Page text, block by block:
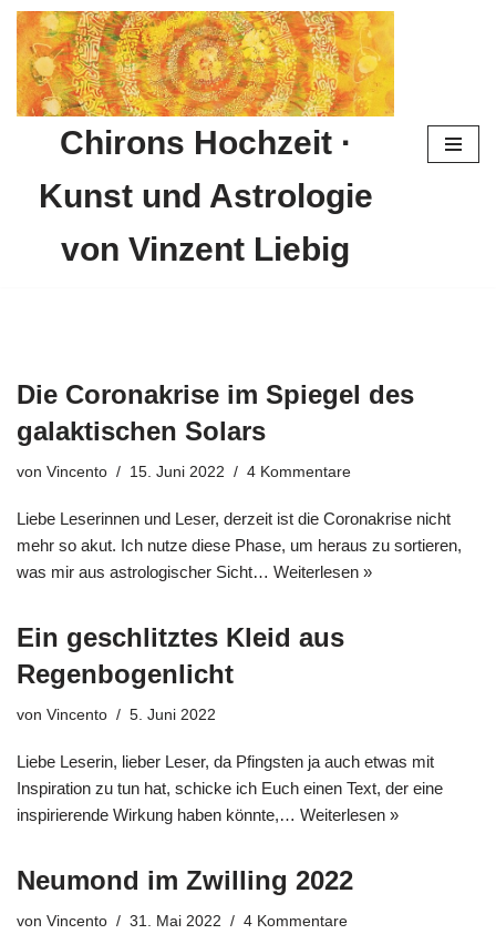
Zum
Inhalt
springen
Chirons Hochzeit ·
Kunst und Astrologie
von Vinzent Liebig
Die Coronakrise im Spiegel des
galaktischen Solars
von Vincento 15. Juni 2022 4 Kommentare
Liebe Leserinnen und Leser, derzeit ist die Coronakrise nicht
mehr so akut. Ich nutze diese Phase, um heraus zu sortieren,
was mir aus astrologischer Sicht… Weiterlesen »
Ein geschlitztes Kleid aus
Regenbogenlicht
von Vincento 5. Juni 2022
Liebe Leserin, lieber Leser, da Pfingsten ja auch etwas mit
Inspiration zu tun hat, schicke ich Euch einen Text, der eine
inspirierende Wirkung haben könnte,… Weiterlesen »
Neumond im Zwilling 2022
von Vincento 31. Mai 2022 4 Kommentare